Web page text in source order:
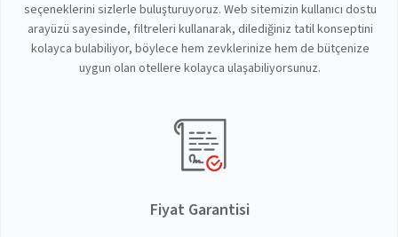
seçeneklerini sizlerle buluşturuyoruz. Web sitemizin kullanıcı dostu
arayüzü sayesinde, filtreleri kullanarak, dilediğiniz tatil konseptini
kolayca bulabiliyor, böylece hem zevklerinize hem de bütçenize
uygun olan otellere kolayca ulaşabiliyorsunuz.
Fiyat Garantisi